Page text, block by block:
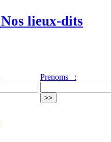
Nos lieux-dits
Prenoms :